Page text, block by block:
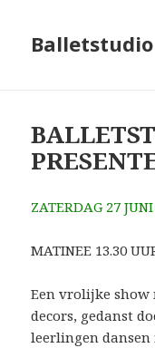
ZATERDAG 27
MATINEE 13.30
Een vrolijke
decors, gedanst
leerlingen dansen